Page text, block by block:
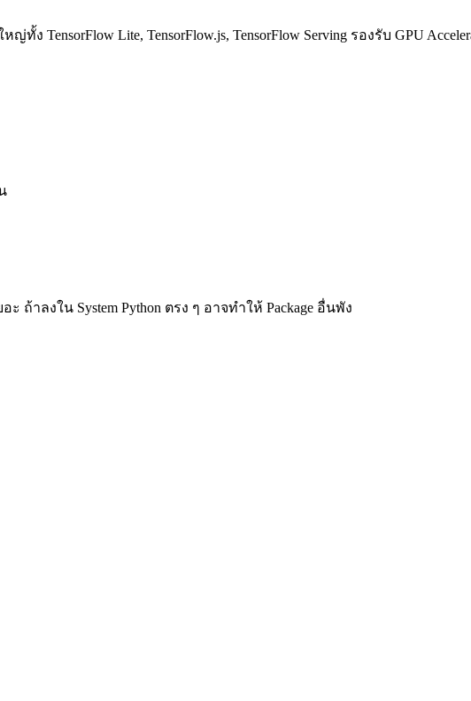
ญ่ทั้ง TensorFlow Lite, TensorFlow.js, TensorFlow Serving รองรับ GPU
ะ ถ้าลงใน System Python ตรง ๆ อาจทำให้ Package อื่นพัง